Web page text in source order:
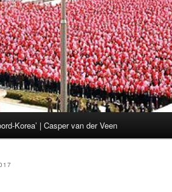
Korea’ | Casper van der Veen